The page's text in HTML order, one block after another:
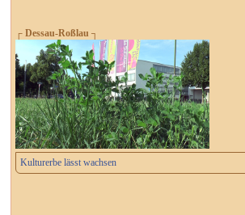
┌ Dessau-Roßlau ┐
Kulturerbe lässt wachsen